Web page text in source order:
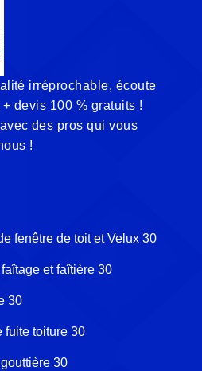
irréprochable, écoute
devis 100 % gratuits !
des pros qui vous
!
fenêtre de toit et Velux 30
et faîtière 30
30
fuite toiture 30
30